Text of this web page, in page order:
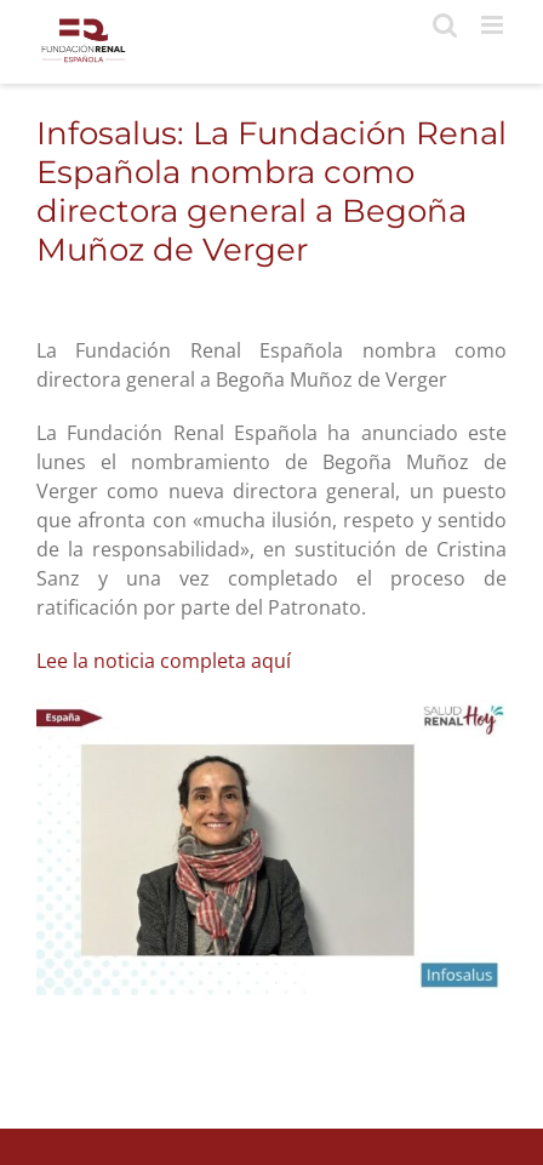
contenido
Infosalus: La Fundación Renal
Española nombra como
directora general a Begoña
Muñoz de Verger
La Fundación Renal Española nombra como
directora general a Begoña Muñoz de Verger
La Fundación Renal Española ha anunciado este
lunes el nombramiento de Begoña Muñoz de
Verger como nueva directora general, un puesto
que afronta con «mucha ilusión, respeto y sentido
de la responsabilidad», en sustitución de Cristina
Sanz y una vez completado el proceso de
ratificación por parte del Patronato.
Lee la noticia completa aquí